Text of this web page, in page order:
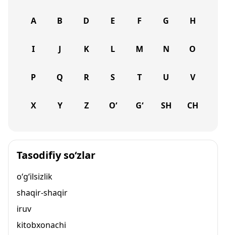
A B D E F G H
I J K L M N O
P Q R S T U V
X Y Z O‘ G‘ SH CH
Tasodifiy so‘zlar
o‘g‘ilsizlik
shaqir-shaqir
iruv
kitobxonachi